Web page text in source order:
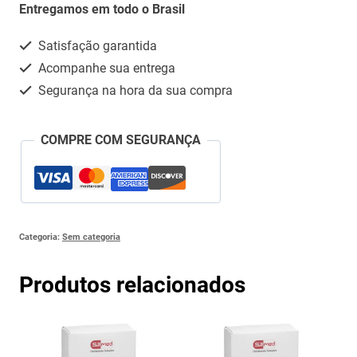
C/
quantidade
Entregamos em todo o Brasil
Satisfação garantida
Acompanhe sua entrega
Segurança na hora da sua compra
COMPRE COM SEGURANÇA
Categoria: Sem categoria
Produtos relacionados